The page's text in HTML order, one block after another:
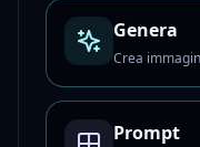
Genera
Crea
Prompt